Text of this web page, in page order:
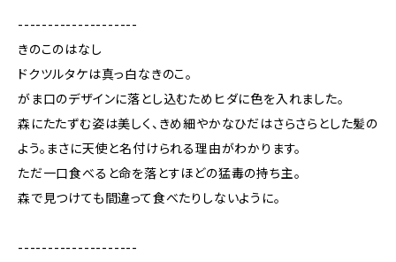
--------------------
きのこのはなし
ドクツルタケは真っ白なきのこ。
がま口のデザインに落とし込むためヒダに色を入れました。
森にたたずむ姿は美しく、きめ細やかなひだはさらさらとした髪の
よう。まさに天使と名付けられる理由がわかります。
ただ一口食べると命を落とすほどの猛毒の持ち主。
森で見つけても間違って食べたりしないように。
--------------------